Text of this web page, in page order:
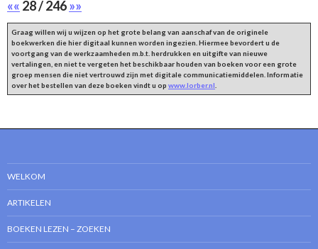
«« 28 / 246»»
Graag willen wij u wijzen op het grote belang van aanschaf van de originele
boekwerken die hier digitaal kunnen worden ingezien. Hiermee bevordert u de
voortgang van de werkzaamheden m.b.t. herdrukken en uitgifte van nieuwe
vertalingen, en niet te vergeten het beschikbaar houden van boeken voor een grote
groep mensen die niet vertrouwd zijn met digitale communicatiemiddelen. Informatie
over het bestellen van deze boeken vindt u op www.lorber.nl
WELKOM
ARTIKELEN
BOEKEN LEZEN – ZOEKEN